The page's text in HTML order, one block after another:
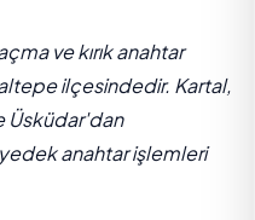
ve kırık anahtar
ilçesindedir. Kartal,
Üsküdar'dan
anahtar işlemleri